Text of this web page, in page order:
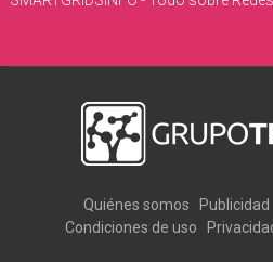
Quiénes somos Publicidad
Condiciones de uso